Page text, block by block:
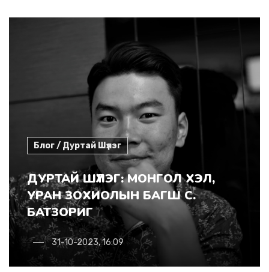
Блог / Дуртай Шүлэг
ДУРТАЙ ШҮЛЭГ: МОНГОЛ ХЭЛ,
УРАН ЗОХИОЛЫН БАГШ С.
БАТЗОРИГ
31-10-2023, 16:09